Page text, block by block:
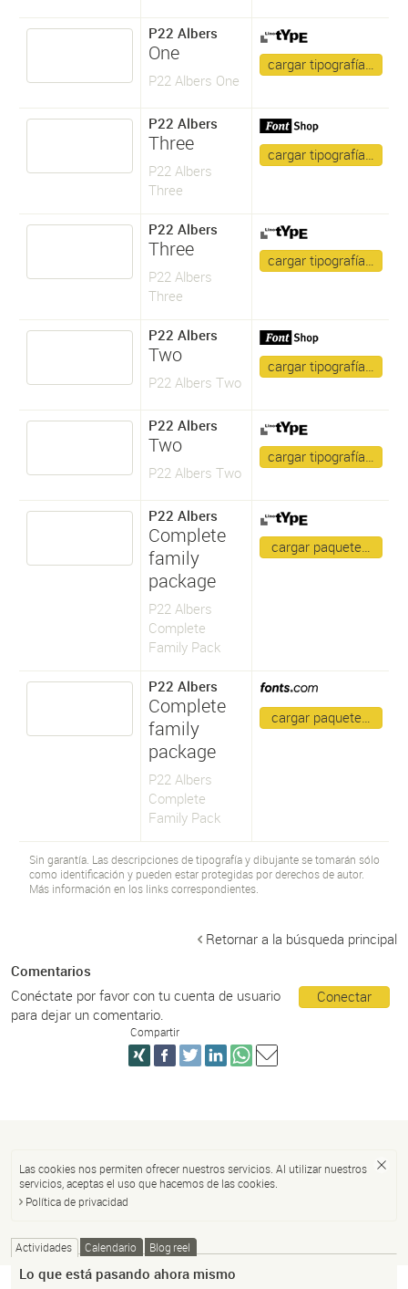
P22 Albers
One
P22 Albers One
cargar tipografía…
P22 Albers
Three
P22 Albers
Three
cargar tipografía…
P22 Albers
Three
P22 Albers
Three
cargar tipografía…
P22 Albers
Two
P22 Albers Two
cargar tipografía…
P22 Albers
Two
P22 Albers Two
cargar tipografía…
P22 Albers
Complete
family
package
P22 Albers
Complete
Family Pack
cargar paquete…
P22 Albers
Complete
family
package
P22 Albers
Complete
Family Pack
cargar paquete…
Sin garantía. Las descripciones de tipografía y dibujante se tomarán sólo
como identificación y pueden estar protegidas por derechos de autor.
Más información en los links correspondientes.
Retornar a la búsqueda principal
Comentarios
Conectar
Conéctate por favor con tu cuenta de usuario
para dejar un comentario.
Compartir
Las cookies nos permiten ofrecer nuestros servicios. Al utilizar nuestros
servicios, aceptas el uso que hacemos de las cookies.
Política de privacidad
Actividades Calendario Blog reel
Lo que está pasando ahora mismo